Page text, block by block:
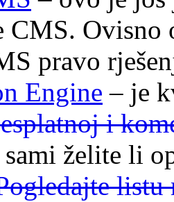
CMS. Ovisno
pravo
Engine – je
i
želite li
listu